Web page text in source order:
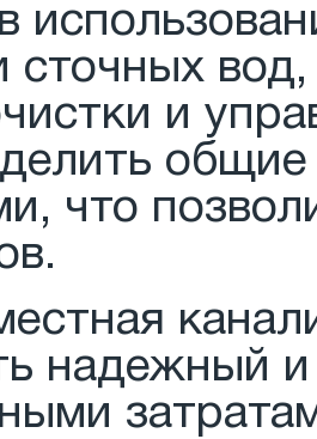
сточных
и
что
надежный